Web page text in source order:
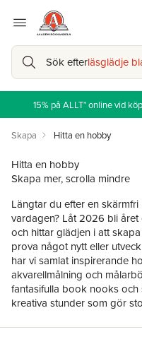
Sök efterläsglädje
15% på ALLT* online vid
Skapa Hitta en hobby
Hitta en hobby
Skapa mer, scrolla mindre
Längtar du efter en
vardagen? Låt 2026 bli
och hittar glädjen i att
prova något nytt eller
har vi samlat inspirerande
akvarellmålning och
fantasifulla book nooks och
kreativa stunder som gör